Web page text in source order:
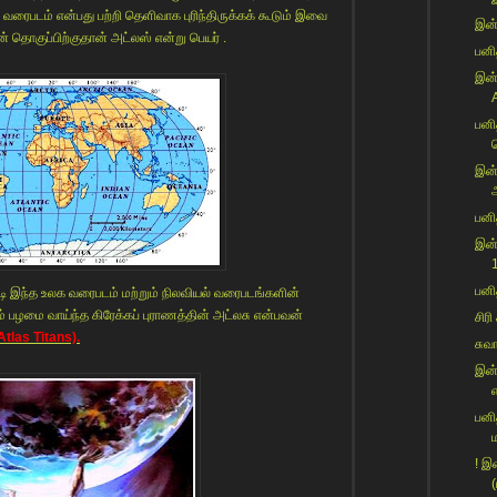
என்பது பற்றி தெளிவாக புரிந்திருக்கக் கூடும் இவை
அட்லஸ் என்று பெயர் .
இந்த உலக வரைபடம் மற்றும் நிலவியல் வரைபடங்களின்
பழமை வாய்ந்த கிரேக்கப் புராணத்தின் அட்லசு என்பவன்
Titans).
!